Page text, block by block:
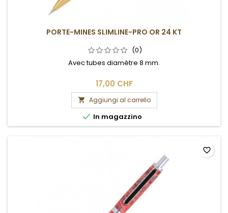
PORTE-MINES SLIMLINE-PRO OR 24 KT
(0)
Avec tubes diamètre 8 mm.
17,00 CHF
 Aggiungi al carrello
 In magazzino
favorite_border